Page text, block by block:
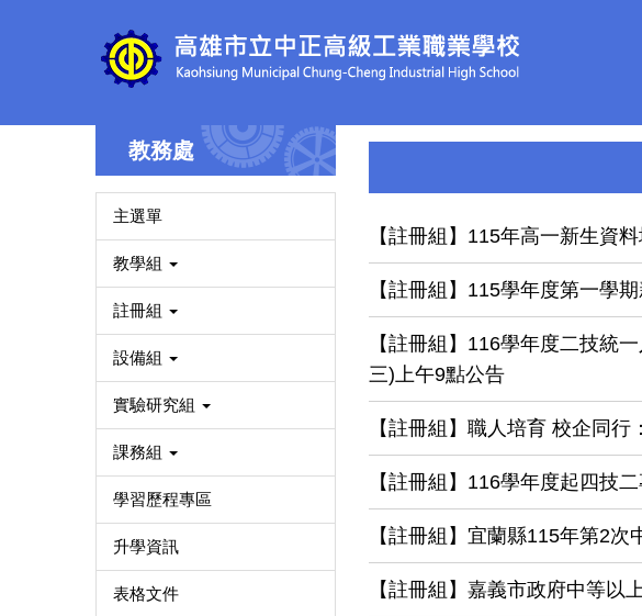
教務處
主選單
教學組
註冊組
設備組
實驗研究組
課務組
學習歷程專區
升學資訊
表格文件
【註冊組】115年高一新生資
【註冊組】115學年度第一學
【註冊組】116學年度二技統
三)上午9點公告
【註冊組】職人培育 校企同
【註冊組】116學年度起四技
【註冊組】宜蘭縣115年第2
【註冊組】嘉義市政府中等以